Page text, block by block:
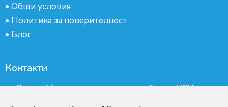
• Общи условия
• Политика за поверителност
• Блог
Контакти
гр.София, Манастирски ливади, ж.к.Бокар №21-